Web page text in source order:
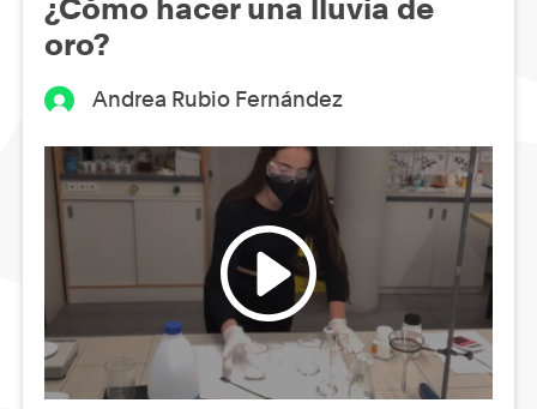
¿Cómo hacer una lluvia de
oro?
Andrea Rubio Fernández